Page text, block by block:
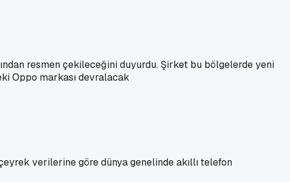
resmen çekileceğini duyurdu. Şirket bu bölgelerde yeni
Oppo markası devralacak
verilerine göre dünya genelinde akıllı telefon